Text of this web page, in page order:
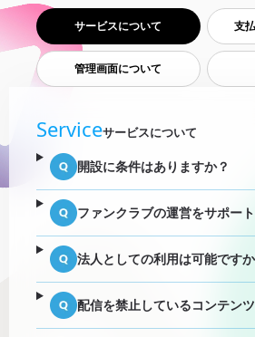
サービスについて 支
管理画面について
Serviceサービスについて
開設に条件はありますか？
ファンクラブの運営をサポー
法人としての利用は可能です
配信を禁止しているコンテン